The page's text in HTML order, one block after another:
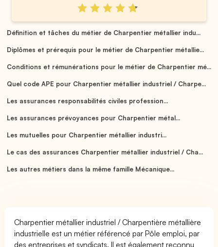
Définition et tâches du métier de Charpentier métallier indu...
Diplômes et prérequis pour le métier de Charpentier métallie...
Conditions et rémunérations pour le métier de Charpentier mé...
Quel code APE pour Charpentier métallier industriel / Charpe...
Les assurances responsabilités civiles profession...
Les assurances prévoyances pour Charpentier métal...
Les mutuelles pour Charpentier métallier industri...
Le cas des assurances Charpentier métallier industriel / Cha...
Les autres métiers dans la même famille Mécanique...
Charpentier métallier industriel / Charpentière métallière
industrielle est un métier référencé par Pôle emploi, par
des entreprises et syndicats. Il est également reconnu